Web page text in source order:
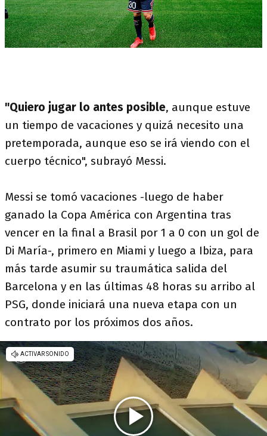
"Quiero jugar lo antes posible, aunque estuve
un tiempo de vacaciones y quizá necesito una
pretemporada, aunque eso se irá viendo con el
cuerpo técnico", subrayó Messi.
Messi se tomó vacaciones -luego de haber
ganado la Copa América con Argentina tras
vencer en la final a Brasil por 1 a 0 con un gol de
Di María-, primero en Miami y luego a Ibiza, para
más tarde asumir su traumática salida del
Barcelona y en las últimas 48 horas su arribo al
PSG, donde iniciará una nueva etapa con un
contrato por los próximos dos años.